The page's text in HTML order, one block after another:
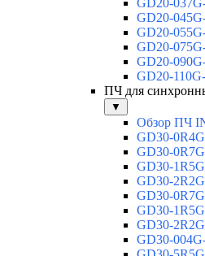
GD20-
GD20-
GD20-
GD20-
GD20-
GD20-
ПЧ для
▼
Обзор ПЧ
GD30-
GD30-
GD30-
GD30-
GD30-
GD30-
GD30-
GD30-